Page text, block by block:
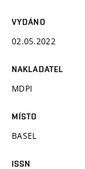
VYDÁNO
02.05.2022
NAKLADATEL
MDPI
MÍSTO
BASEL
ISSN